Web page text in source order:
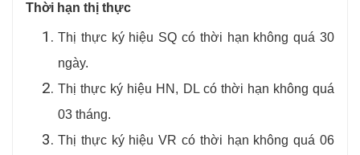
Thời hạn thị thực
Thị thực ký hiệu SQ có thời hạn không quá 30
ngày.
Thị thực ký hiệu HN, DL có thời hạn không quá
03 tháng.
Thị thực ký hiệu VR có thời hạn không quá 06